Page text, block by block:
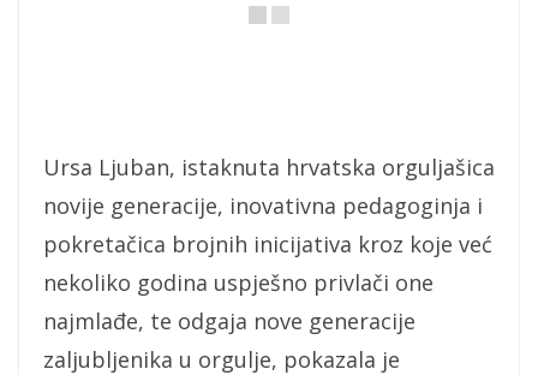
Ursa Ljuban, istaknuta hrvatska orguljašica
novije generacije, inovativna pedagoginja i
pokretačica brojnih inicijativa kroz koje već
nekoliko godina uspješno privlači one
najmlađe, te odgaja nove generacije
zaljubljenika u orgulje, pokazala je